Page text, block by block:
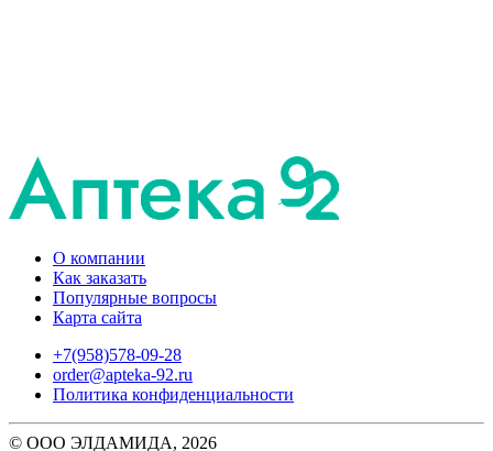
О компании
Как заказать
Популярные вопросы
Карта сайта
+7(958)578-09-28
order@apteka-92.ru
Политика конфиденциальности
© ООО ЭЛДАМИДА, 2026